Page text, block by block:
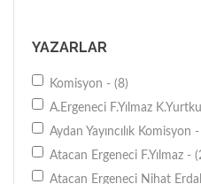
YAZARLAR
Komisyon - (8)
A.Ergeneci F.Yılmaz
Aydan Yayıncılık Komisyon
Atacan Ergeneci F.Yılmaz -
Atacan Ergeneci Nihat